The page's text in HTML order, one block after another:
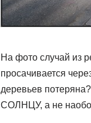
На фото случай из
просачивается
деревьев
СОЛНЦУ, а не